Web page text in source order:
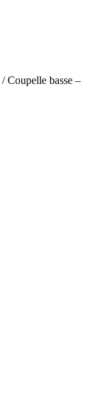
/ Coupelle basse –